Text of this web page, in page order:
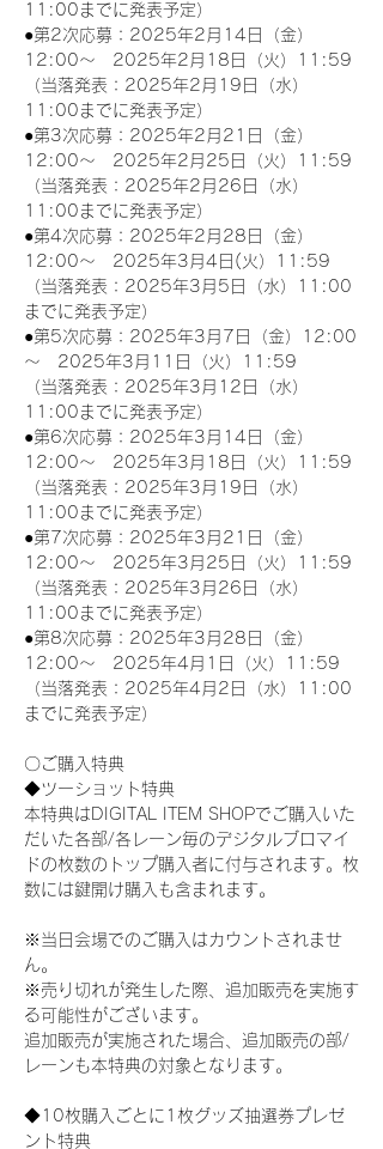
11:00までに発表予定）
●第2次応募：2025年2月14日（金）
12:00～　2025年2月18日（火）11:59
（当落発表：2025年2月19日（水）
11:00までに発表予定）
●第3次応募：2025年2月21日（金）
12:00～　2025年2月25日（火）11:59
（当落発表：2025年2月26日（水）
11:00までに発表予定）
●第4次応募：2025年2月28日（金）
12:00～　2025年3月4日(火）11:59
（当落発表：2025年3月5日（水）11:00
までに発表予定）
●第5次応募：2025年3月7日（金）12:00
～　2025年3月11日（火）11:59
（当落発表：2025年3月12日（水）
11:00までに発表予定）
●第6次応募：2025年3月14日（金）
12:00～　2025年3月18日（火）11:59
（当落発表：2025年3月19日（水）
11:00までに発表予定）
●第7次応募：2025年3月21日（金）
12:00～　2025年3月25日（火）11:59
（当落発表：2025年3月26日（水）
11:00までに発表予定）
●第8次応募：2025年3月28日（金）
12:00～　2025年4月1日（火）11:59
（当落発表：2025年4月2日（水）11:00
までに発表予定）
〇ご購入特典
◆ツーショット特典
本特典はDIGITAL ITEM SHOPでご購入いた
だいた各部/各レーン毎のデジタルブロマイ
ドの枚数のトップ購入者に付与されます。枚
数には鍵開け購入も含まれます。
※当日会場でのご購入はカウントされませ
ん。
※売り切れが発生した際、追加販売を実施す
る可能性がございます。
追加販売が実施された場合、追加販売の部/
レーンも本特典の対象となります。
◆10枚購入ごとに1枚グッズ抽選券プレゼ
ント特典